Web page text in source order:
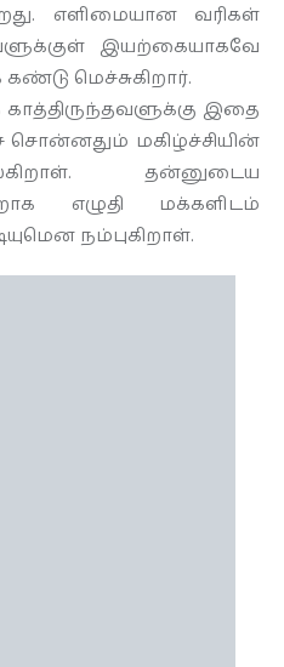
எளிமையான வரிகள்
இயற்கையாகவே
மெச்சுகிறார்.
இதை
மகிழ்ச்சியின்
தன்னுடைய
எழுதி மக்களிடம்
நம்புகிறாள்.